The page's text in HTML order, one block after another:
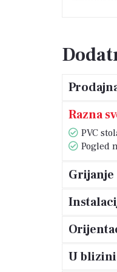
obzirom
Razna
PVC
Pogled
Grijanje
U blizini